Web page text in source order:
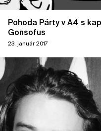
Pohoda Párty v A4 s
Gonsofus
23. január 2017